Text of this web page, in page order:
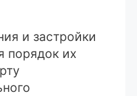
и застройки
порядок их